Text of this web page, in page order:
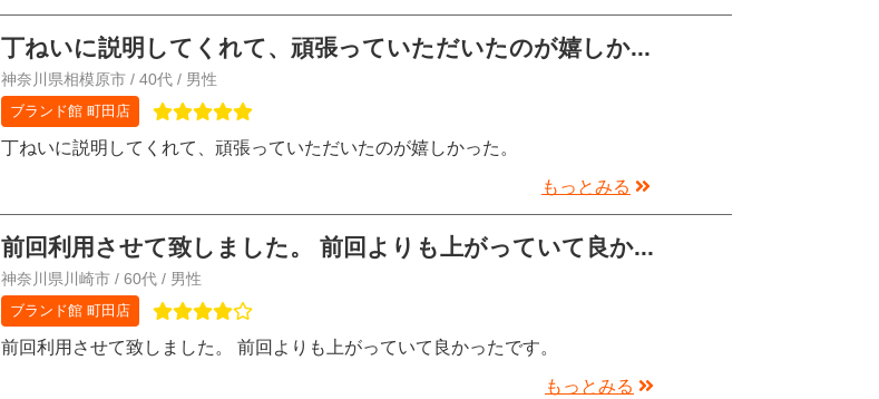
丁ねいに説明してくれて、頑張っていただいたのが嬉しか...
神奈川県相模原市 / 40代 / 男性
ブランド館 町田店
丁ねいに説明してくれて、頑張っていただいたのが嬉しかった。
もっとみる
前回利用させて致しました。 前回よりも上がっていて良か...
神奈川県川崎市 / 60代 / 男性
ブランド館 町田店
前回利用させて致しました。 前回よりも上がっていて良かったです。
もっとみる